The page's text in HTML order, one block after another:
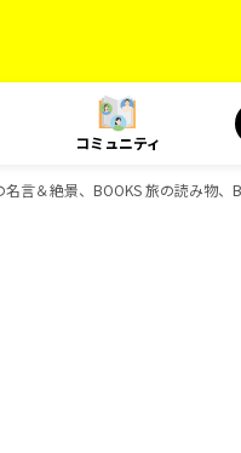
コミュニティ
＆絶景、BOOKS 旅の読み物、